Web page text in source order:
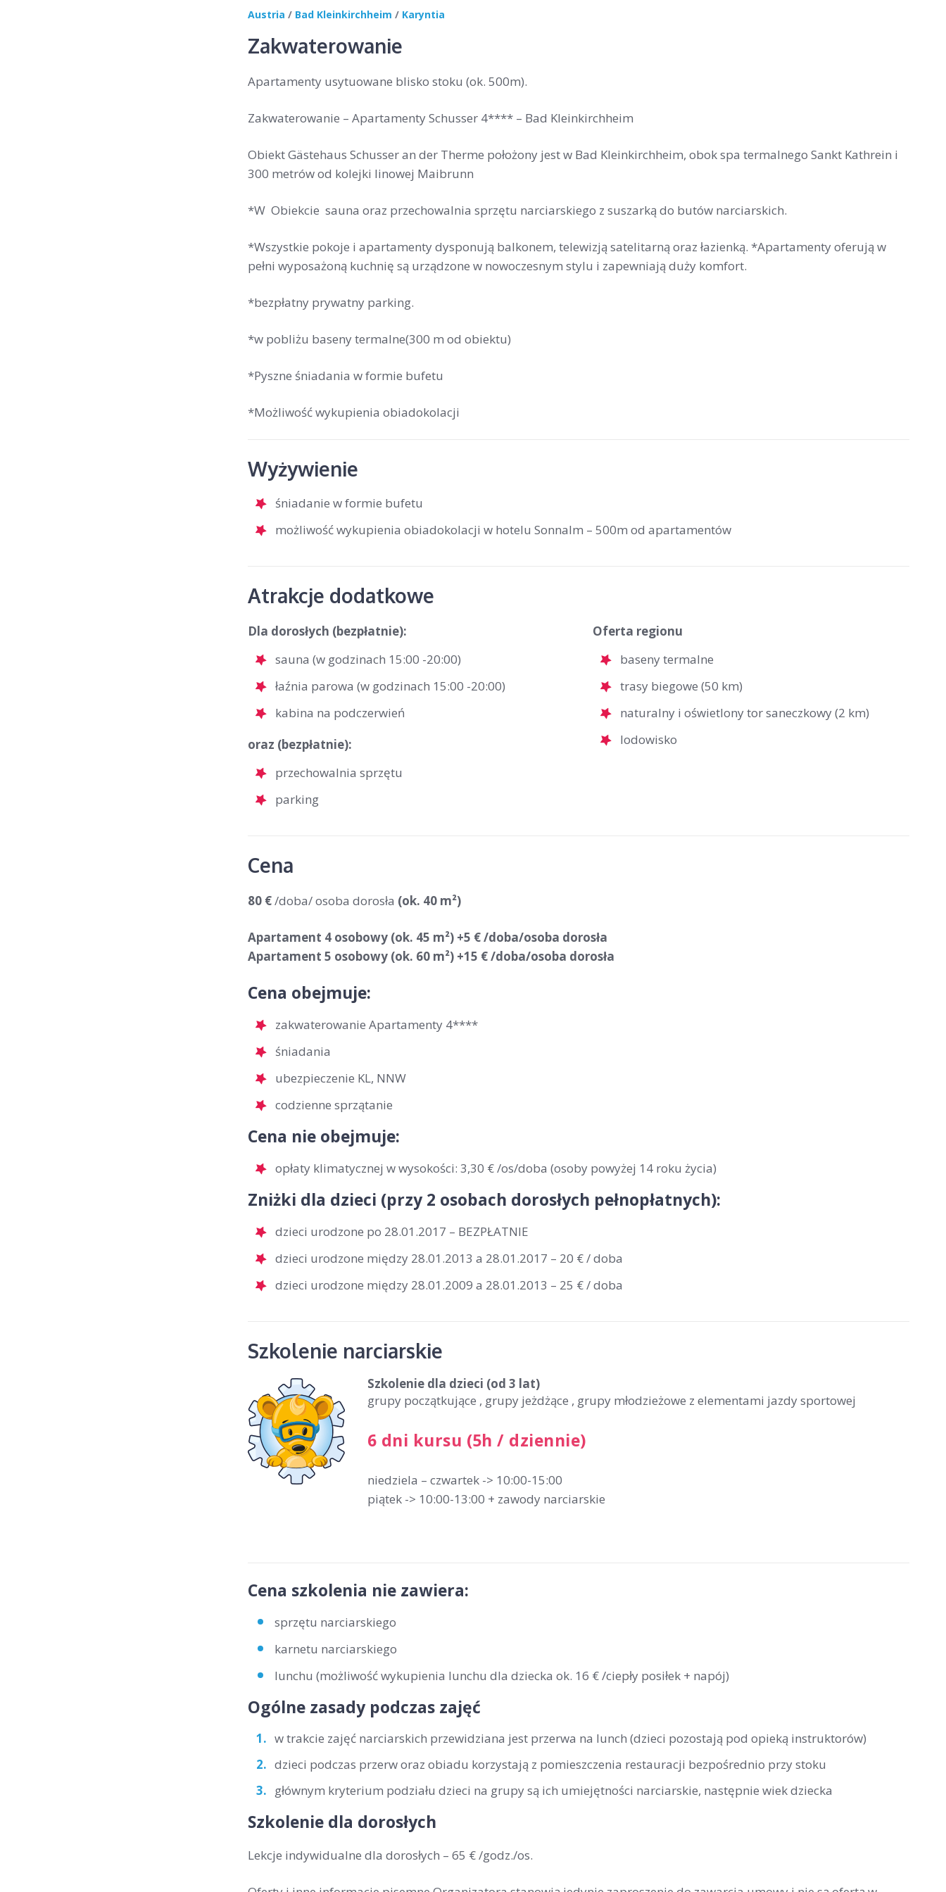
Austria / Bad Kleinkirchheim / Karyntia
Zakwaterowanie
Apartamenty usytuowane blisko stoku (ok. 500m).
Zakwaterowanie – Apartamenty Schusser 4**** – Bad Kleinkirchheim
Obiekt Gästehaus Schusser an der Therme położony jest w Bad Kleinkirchheim, obok spa termalnego Sankt Kathrein i
300 metrów od kolejki linowej Maibrunn
*W Obiekcie sauna oraz przechowalnia sprzętu narciarskiego z suszarką do butów narciarskich.
*Wszystkie pokoje i apartamenty dysponują balkonem, telewizją satelitarną oraz łazienką. *Apartamenty oferują w
pełni wyposażoną kuchnię są urządzone w nowoczesnym stylu i zapewniają duży komfort.
*bezpłatny prywatny parking.
*w pobliżu baseny termalne(300 m od obiektu)
*Pyszne śniadania w formie bufetu
*Możliwość wykupienia obiadokolacji
Wyżywienie
śniadanie w formie bufetu
możliwość wykupienia obiadokolacji w hotelu Sonnalm – 500m od apartamentów
Atrakcje dodatkowe
Dla dorosłych (bezpłatnie):
sauna (w godzinach 15:00 -20:00)
łaźnia parowa (w godzinach 15:00 -20:00)
kabina na podczerwień
oraz (bezpłatnie):
przechowalnia sprzętu
parking
Oferta regionu
baseny termalne
trasy biegowe (50 km)
naturalny i oświetlony tor saneczkowy (2 km)
lodowisko
Cena
80 €/doba/ osoba dorosła (ok. 40 m²)
Apartament 4 osobowy (ok. 45 m²) +5 € /doba/osoba dorosła
Apartament 5 osobowy (ok. 60 m²) +15 € /doba/osoba dorosła
Cena obejmuje:
zakwaterowanie Apartamenty 4****
śniadania
ubezpieczenie KL, NNW
codzienne sprzątanie
Cena nie obejmuje:
opłaty klimatycznej w wysokości: 3,30 € /os/doba (osoby powyżej 14 roku życia)
Zniżki dla dzieci (przy 2 osobach dorosłych pełnopłatnych):
dzieci urodzone po 28.01.2017 – BEZPŁATNIE
dzieci urodzone między 28.01.2013 a 28.01.2017 – 20 € / doba
dzieci urodzone między 28.01.2009 a 28.01.2013 – 25 € / doba
Szkolenie narciarskie
Szkolenie dla dzieci (od 3 lat)
grupy początkujące , grupy jeżdżące , grupy młodzieżowe z elementami jazdy sportowej
6 dni kursu (5h / dziennie)
niedziela – czwartek -> 10:00-15:00
piątek -> 10:00-13:00 + zawody narciarskie
Cena szkolenia nie zawiera:
sprzętu narciarskiego
karnetu narciarskiego
lunchu (możliwość wykupienia lunchu dla dziecka ok. 16 € /ciepły posiłek + napój)
Ogólne zasady podczas zajęć
w trakcie zajęć narciarskich przewidziana jest przerwa na lunch (dzieci pozostają pod opieką instruktorów)
dzieci podczas przerw oraz obiadu korzystają z pomieszczenia restauracji bezpośrednio przy stoku
głównym kryterium podziału dzieci na grupy są ich umiejętności narciarskie, następnie wiek dziecka
Szkolenie dla dorosłych
Lekcje indywidualne dla dorosłych – 65 € /godz./os.